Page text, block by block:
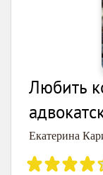
Любить
Екатерина